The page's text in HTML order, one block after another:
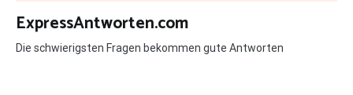
Zum
Inhalt
springen
ExpressAntworten.com
Die schwierigsten Fragen bekommen gute Antworten